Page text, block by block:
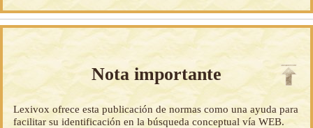
Nota importante
Lexivox ofrece esta publicación de normas como una ayuda para
facilitar su identificación en la búsqueda conceptual vía WEB.